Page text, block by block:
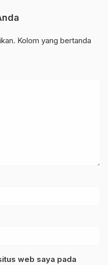
Kolom yang bertanda
web saya pada